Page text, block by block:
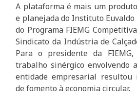
A plataforma é mais um
e planejada do Instituto
do Programa FIEMG
Sindicato da Indústria de
Para o presidente da FIEMG,
trabalho sinérgico envolvendo
entidade empresarial resultou
de fomento à economia circular.